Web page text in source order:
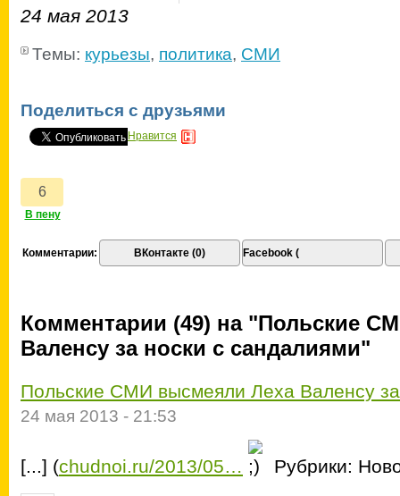
24 мая 2013
Темы: курьезы, политика, СМИ
Поделиться с друзьями
Нравится
Комментарии: ВКонтакте (0) Facebook (
Комментарии (49) на "Польские
Валенсу за носки с сандалиями"
Польские СМИ высмеяли Леха Валенсу
24 мая 2013 - 21:53
[...] (chudnoi.ru/2013/05…
Рубрики: